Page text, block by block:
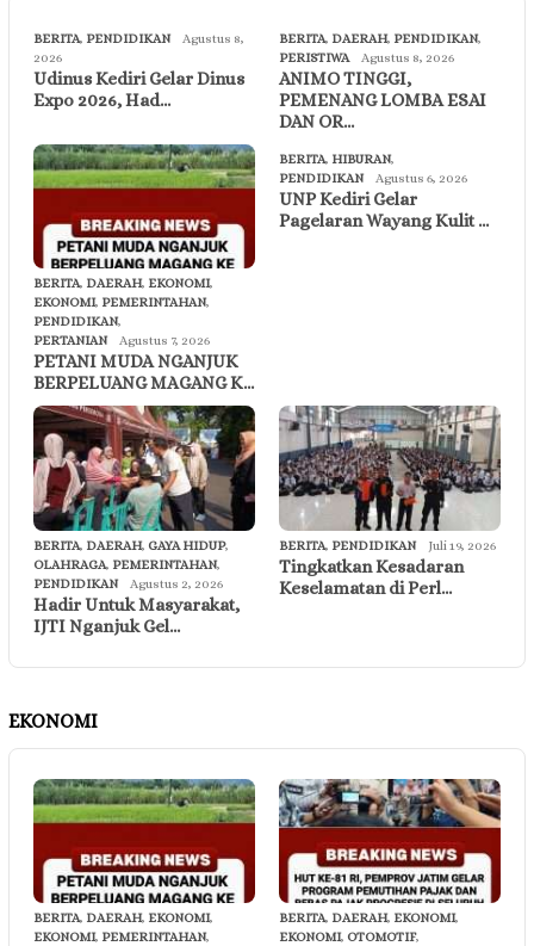
BERITA, PENDIDIKAN
Agustus 8,
2026
Udinus Kediri Gelar Dinus
Expo 2026, Had…
BERITA, DAERAH, PENDIDIKAN,
PERISTIWA
Agustus 8, 2026
ANIMO TINGGI,
PEMENANG LOMBA ESAI
DAN OR…
BERITA, DAERAH, EKONOMI,
EKONOMI, PEMERINTAHAN,
PENDIDIKAN,
PERTANIAN
Agustus 7, 2026
PETANI MUDA NGANJUK
BERPELUANG MAGANG K…
BERITA, HIBURAN,
PENDIDIKAN
Agustus 6, 2026
UNP Kediri Gelar
Pagelaran Wayang Kulit …
BERITA, DAERAH, GAYA HIDUP,
OLAHRAGA, PEMERINTAHAN,
PENDIDIKAN
Agustus 2, 2026
Hadir Untuk Masyarakat,
IJTI Nganjuk Gel…
BERITA, PENDIDIKAN Juli 19, 2026
Tingkatkan Kesadaran
Keselamatan di Perl…
EKONOMI
BERITA, DAERAH, EKONOMI,
EKONOMI, PEMERINTAHAN,
BERITA, DAERAH, EKONOMI,
EKONOMI, OTOMOTIF,